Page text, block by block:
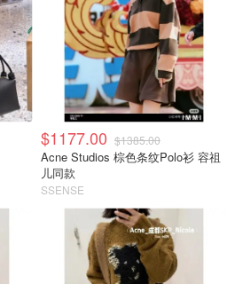
$1177.00 $1385.00
Acne Studios 棕色条纹Polo衫 容祖
儿同款
SSENSE